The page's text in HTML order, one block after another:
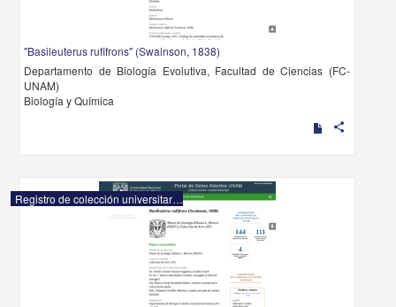
"Basileuterus rufifrons" (Swainson, 1838)
Departamento de Biología Evolutiva, Facultad de Ciencias (FC-
UNAM)
Biología y Química
share
Registro de colección universitaria